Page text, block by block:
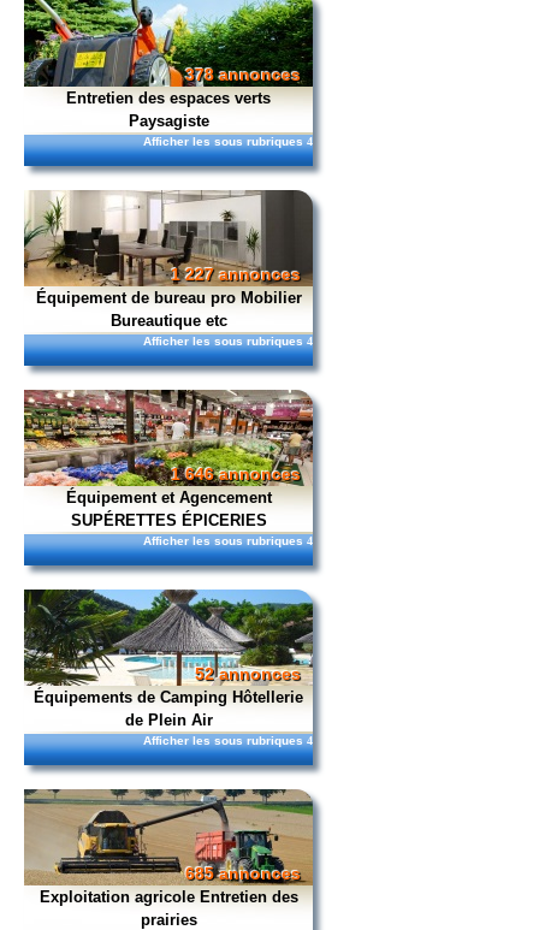
378 annonces
Entretien des espaces verts
Paysagiste
Afficher les sous rubriques 4
1 227 annonces
Équipement de bureau pro Mobilier
Bureautique etc
Afficher les sous rubriques 4
1 646 annonces
Équipement et Agencement
SUPÉRETTES ÉPICERIES
Afficher les sous rubriques 4
52 annonces
Équipements de Camping Hôtellerie
de Plein Air
Afficher les sous rubriques 4
685 annonces
Exploitation agricole Entretien des
prairies